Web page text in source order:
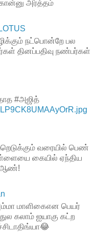
அர்த்தம்
நட்பொன்றே பல
தினப்பதிவு நண்பர்கள்
#அஜித்
வரையில் பெண்
கையில் ஏந்திய
ஆண்!
மாளிகைஎன பெயர்
கலாம் ஐயாகு கட்ற